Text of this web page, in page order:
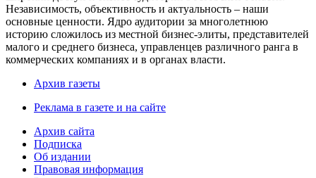
Независимость, объективность и актуальность – наши
основные ценности. Ядро аудитории за многолетнюю
историю сложилось из местной бизнес-элиты, представителей
малого и среднего бизнеса, управленцев различного ранга в
коммерческих компаниях и в органах власти.
Архив газеты
Реклама в газете и на сайте
Архив сайта
Подписка
Об издании
Правовая информация